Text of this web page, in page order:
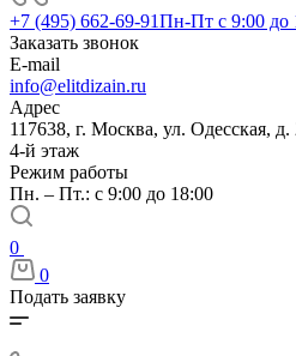
+7 (495) 662-69-91Пн-Пт c 9:00 до
Заказать звонок
E-mail
info@elitdizain.ru
Адрес
117638, г. Москва, ул. Одесская,
4-й этаж
Режим работы
Пн. – Пт.: с 9:00 до 18:00
0
0
Подать заявку